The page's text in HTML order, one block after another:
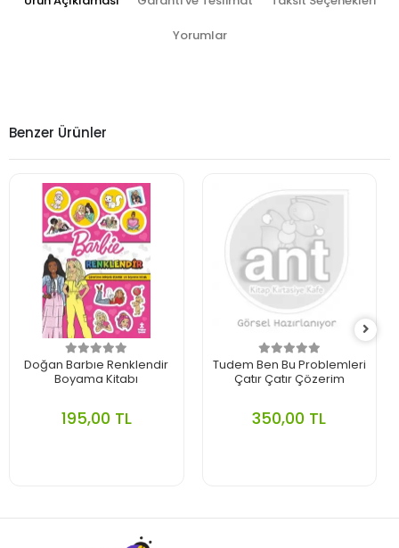
Yorumlar
Benzer Ürünler
Doğan Barbıe Renklendir
Boyama Kitabı
195,00 TL
Tudem Ben Bu Problemleri
Çatır Çatır Çözerim
350,00 TL